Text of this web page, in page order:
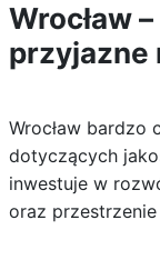
Wrocław
przyjazne
Wrocław bardzo
dotyczących
inwestuje w
oraz